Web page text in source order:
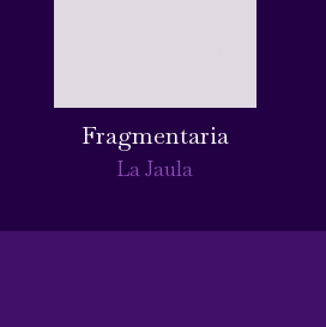
Fragmentaria
La Jaula